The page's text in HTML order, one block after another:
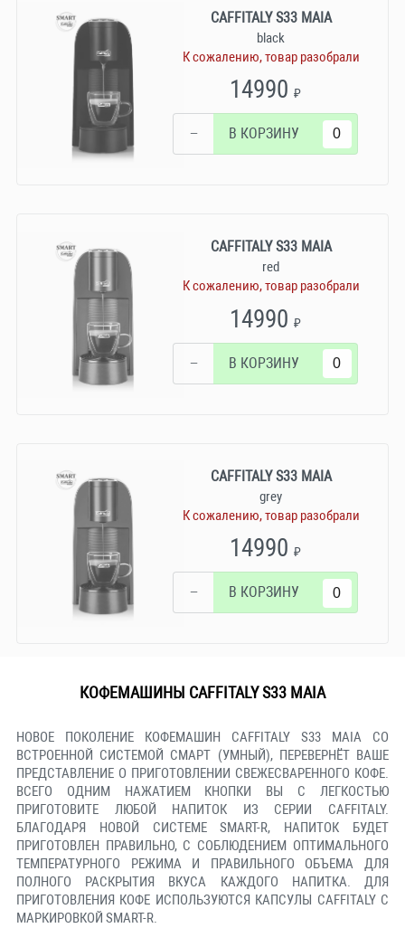
CAFFITALY S33 MAIA
black
К сожалению, товар разобрали
14990₽
− В КОРЗИНУ
CAFFITALY S33 MAIA
red
К сожалению, товар разобрали
14990₽
− В КОРЗИНУ
CAFFITALY S33 MAIA
grey
К сожалению, товар разобрали
14990₽
− В КОРЗИНУ
КОФЕМАШИНЫ CAFFITALY S33 MAIA
НОВОЕ ПОКОЛЕНИЕ КОФЕМАШИН CAFFITALY S33 MAIA СО
ВСТРОЕННОЙ СИСТЕМОЙ СМАРТ (УМНЫЙ), ПЕРЕВЕРНЁТ ВАШЕ
ПРЕДСТАВЛЕНИЕ О ПРИГОТОВЛЕНИИ СВЕЖЕСВАРЕННОГО КОФЕ.
ВСЕГО ОДНИМ НАЖАТИЕМ КНОПКИ ВЫ С ЛЕГКОСТЬЮ
ПРИГОТОВИТЕ ЛЮБОЙ НАПИТОК ИЗ СЕРИИ CAFFITALY.
БЛАГОДАРЯ НОВОЙ СИСТЕМЕ SMART-R, НАПИТОК БУДЕТ
ПРИГОТОВЛЕН ПРАВИЛЬНО, С СОБЛЮДЕНИЕМ ОПТИМАЛЬНОГО
ТЕМПЕРАТУРНОГО РЕЖИМА И ПРАВИЛЬНОГО ОБЪЕМА ДЛЯ
ПОЛНОГО РАСКРЫТИЯ ВКУСА КАЖДОГО НАПИТКА. ДЛЯ
ПРИГОТОВЛЕНИЯ КОФЕ ИСПОЛЬЗУЮТСЯ КАПСУЛЫ CAFFITALY С
МАРКИРОВКОЙ SMART-R.